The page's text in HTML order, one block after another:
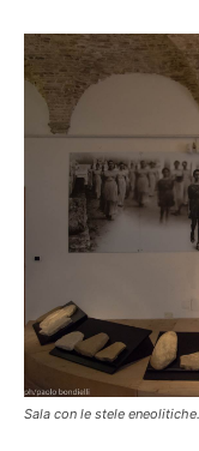
Sala con le stele